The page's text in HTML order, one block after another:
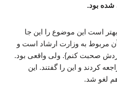
شده بود.
است این موضوع را این جا
مربوط به وزارت ارشاد است و
صحبت کنم}. ولی واقعی بود.
کردند و این را گفتند. این
لغو شد.